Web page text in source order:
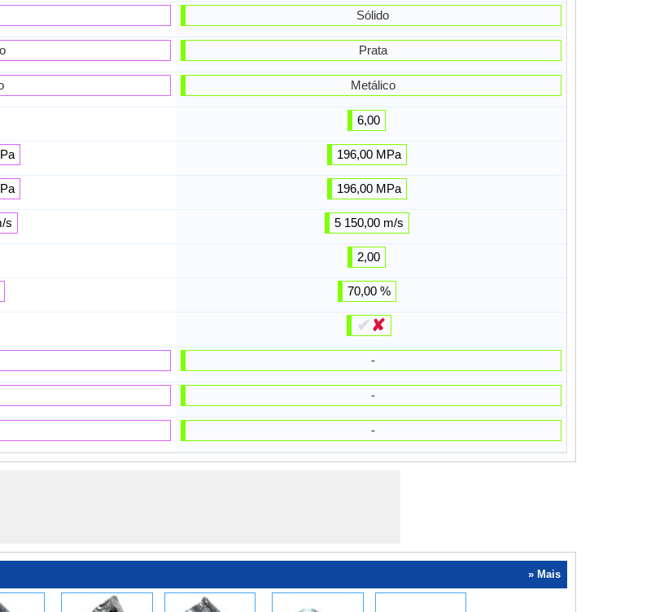
s
Sólido
Prata
Metálico
6,00
196,00 MPa
196,00 MPa
5 150,00 m/s
2,00
70,00 %
✔✘
-
-
-
» Mais